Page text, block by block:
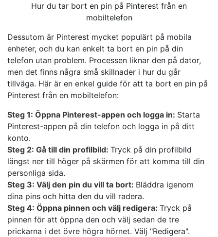
Hur du tar bort en pin på Pinterest från en
mobiltelefon
Dessutom är Pinterest mycket populärt på mobila
enheter, och du kan enkelt ta bort en pin på din
telefon utan problem. Processen liknar den på dator,
men det finns några små skillnader i hur du går
tillväga. Här är en enkel guide för att ta bort en pin på
Pinterest från en mobiltelefon:
Steg 1: Öppna Pinterest-appen och logga in: Starta
Pinterest-appen på din telefon och logga in på ditt
konto.
Steg 2: Gå till din profilbild: Tryck på din profilbild
längst ner till höger på skärmen för att komma till din
personliga sida.
Steg 3: Välj den pin du vill ta bort: Bläddra igenom
dina pins och hitta den du vill radera.
Steg 4: Öppna pinnen och välj redigera: Tryck på
pinnen för att öppna den och välj sedan de tre
prickarna i det övre högra hörnet. Välj "Redigera".